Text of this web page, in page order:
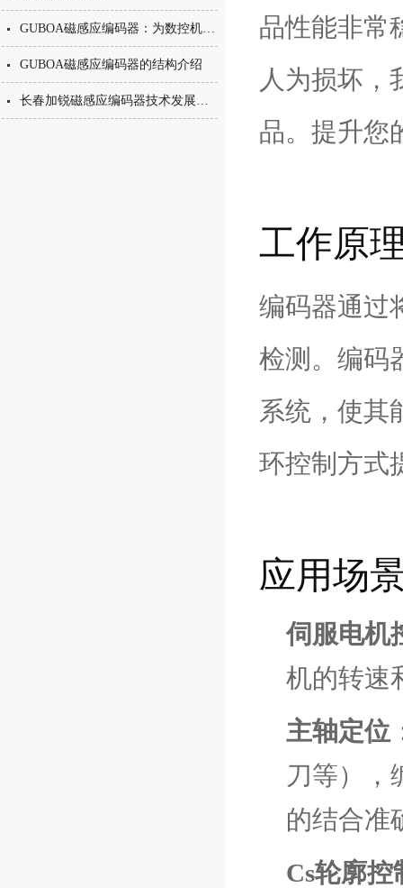
GUBOA磁感应编码器：为数控机床主轴提供可靠测速定位
GUBOA磁感应编码器的结构介绍
长春加锐磁感应编码器技术发展走向
品性能非常
人为损坏，
品。提升您
工作原
编码器通过
检测。编码
系统，使其
环控制方式
应用场
伺服电机
机的转速
主轴定位
刀等），
的结合准
Cs轮廓控